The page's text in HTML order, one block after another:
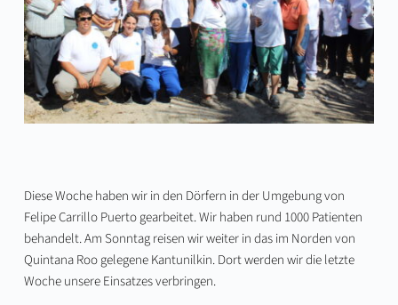
Diese Woche haben wir in den Dörfern in der Umgebung von
Felipe Carrillo Puerto gearbeitet. Wir haben rund 1000 Patienten
behandelt. Am Sonntag reisen wir weiter in das im Norden von
Quintana Roo gelegene Kantunilkin. Dort werden wir die letzte
Woche unsere Einsatzes verbringen.